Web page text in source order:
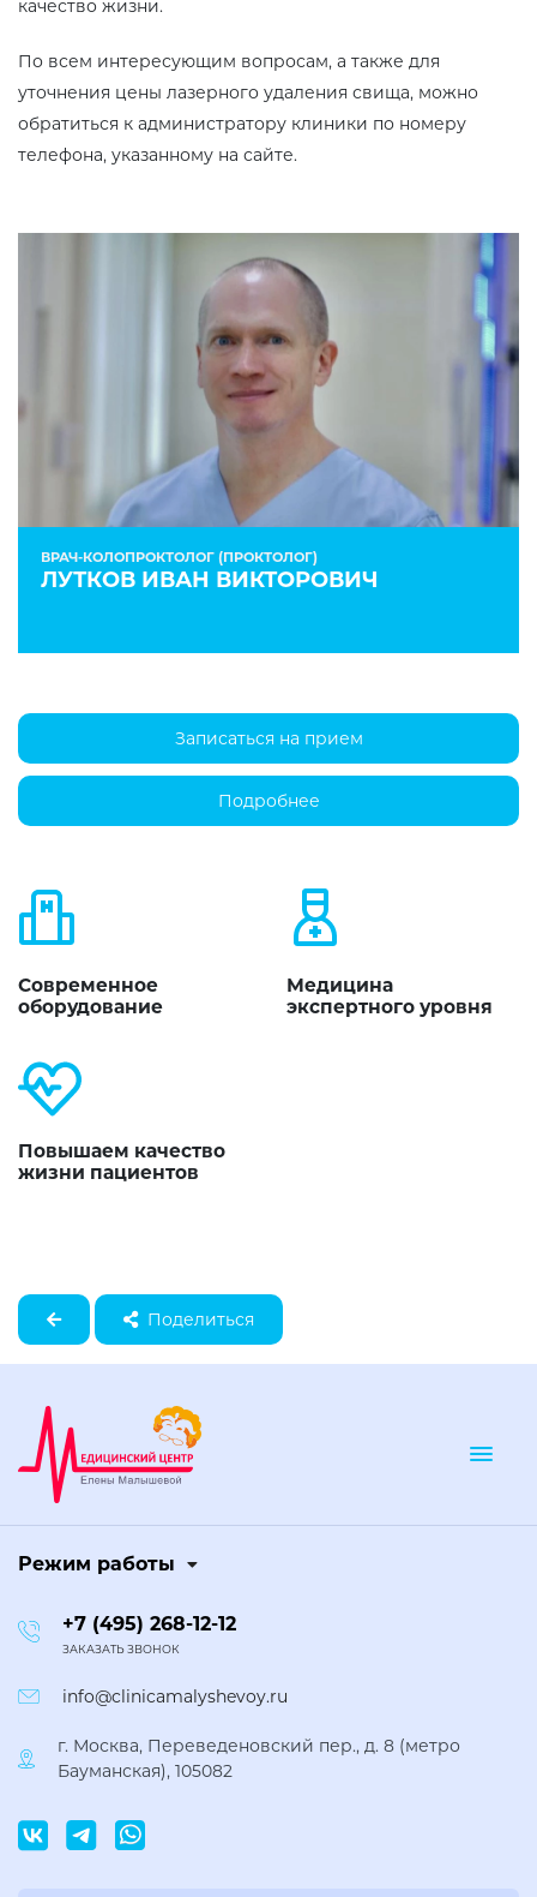
качество жизни.
По всем интересующим вопросам, а также для
уточнения цены лазерного удаления свища, можно
обратиться к администратору клиники по номеру
телефона, указанному на сайте.
ВРАЧ-КОЛОПРОКТОЛОГ (ПРОКТОЛОГ)
ЛУТКОВ ИВАН ВИКТОРОВИЧ
Записаться на прием
Подробнее
Современное
оборудование
Медицина
экспертного уровня
Повышаем качество
жизни пациентов
Поделиться
Режим работы
+7 (495) 268-12-12
ЗАКАЗАТЬ ЗВОНОК
info@clinicamalyshevoy.ru
г. Москва, Переведеновский пер., д. 8 (метро
Бауманская), 105082